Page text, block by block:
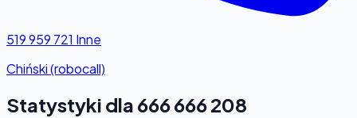
519 959 721 Inne
Chiński (robocall)
Statystyki dla 666 666 208